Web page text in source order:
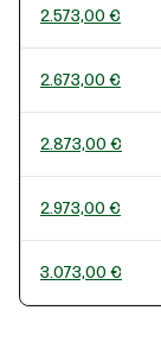
2.573,00 €
2.673,00 €
2.873,00 €
2.973,00 €
3.073,00 €